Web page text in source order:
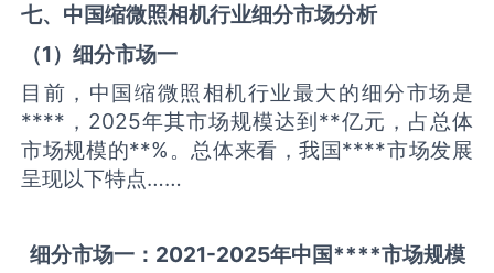
七、中国缩微照相机行业细分市场分析
（1）细分市场一
目前，中国缩微照相机行业最大的细分市场是
****，2025年其市场规模达到**亿元，占总体
市场规模的**%。总体来看，我国****市场发展
呈现以下特点……
细分市场一： 2021-2025年中国****市场规模